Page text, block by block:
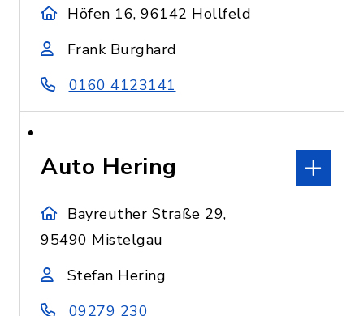
Höfen 16, 96142 Hollfeld
Frank Burghard
0160 4123141
Auto Hering
Bayreuther Straße 29,
95490 Mistelgau
Stefan Hering
09279 230